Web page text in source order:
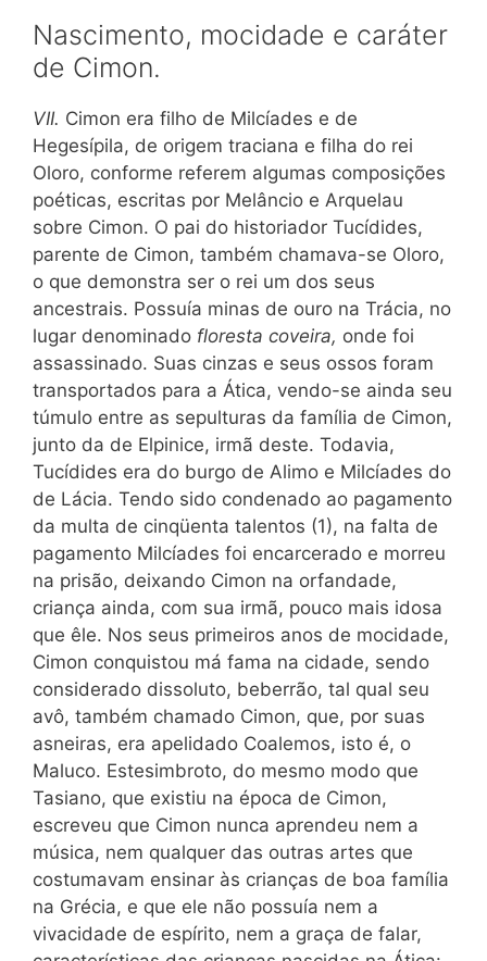
Nascimento, mocidade e caráter
de Cimon.
VII. Cimon era filho de Milcíades e de
Hegesípila, de origem traciana e filha do rei
Oloro, conforme referem algumas composições
poéticas, escritas por Melâncio e Arquelau
sobre Cimon. O pai do historiador Tucídides,
parente de Cimon, também chamava-se Oloro,
o que demonstra ser o rei um dos seus
ancestrais. Possuía minas de ouro na Trácia, no
lugar denominado floresta coveira, onde foi
assassinado. Suas cinzas e seus ossos foram
transportados para a Ática, vendo-se ainda seu
túmulo entre as sepulturas da família de Cimon,
junto da de Elpinice, irmã deste. Todavia,
Tucídides era do burgo de Alimo e Milcíades do
de Lácia. Tendo sido condenado ao pagamento
da multa de cinqüenta talentos (1), na falta de
pagamento Milcíades foi encarcerado e morreu
na prisão, deixando Cimon na orfandade,
criança ainda, com sua irmã, pouco mais idosa
que êle. Nos seus primeiros anos de mocidade,
Cimon conquistou má fama na cidade, sendo
considerado dissoluto, beberrão, tal qual seu
avô, também chamado Cimon, que, por suas
asneiras, era apelidado Coalemos, isto é, o
Maluco. Estesimbroto, do mesmo modo que
Tasiano, que existiu na época de Cimon,
escreveu que Cimon nunca aprendeu nem a
música, nem qualquer das outras artes que
costumavam ensinar às crianças de boa família
na Grécia, e que ele não possuía nem a
vivacidade de espírito, nem a graça de falar,